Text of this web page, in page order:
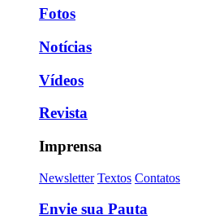
Fotos
Notícias
Vídeos
Revista
Imprensa
Newsletter Textos Contatos
Envie sua Pauta